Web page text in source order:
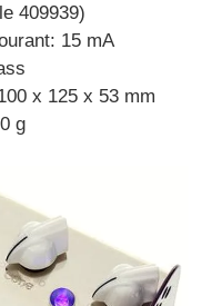
409939)
15 mA
x 125 x 53 mm
g